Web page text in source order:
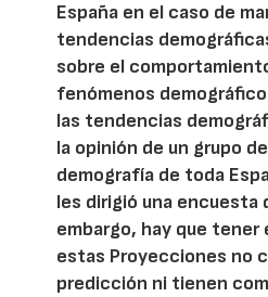
España en el caso de
tendencias
sobre el
fenómenos
las tendencias
la opinión de un grupo
demografía de toda
les dirigió una encuesta
embargo, hay que tener
estas Proyecciones no
predicción ni tienen